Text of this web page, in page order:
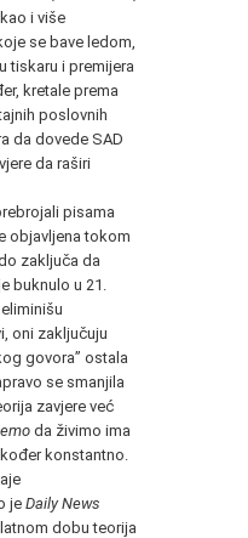
i više
se bave ledom,
tiskaru i premijera
kretale prema
poslovnih
da dovede SAD
da raširi
pisama
objavljena tokom
zaključa da
buknulo u 21.
oni zaključuju
govora” ostala
se smanjila
zavjere već
da živimo ima
konstantno.
je Daily News
dobu teorija